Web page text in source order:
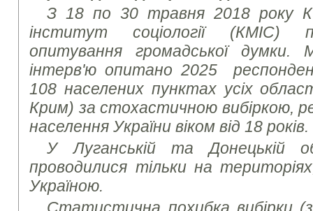
З 18 по 30 травня 2018 року
інститут соціології (КМІС)
опитування громадської думки.
інтерв'ю опитано 2025
108 населених пунктах усіх
Крим) за стохастичною вибіркою,
населення України віком від 18 років.
У Луганській та Донецькій
проводилися тільки на
Україною.